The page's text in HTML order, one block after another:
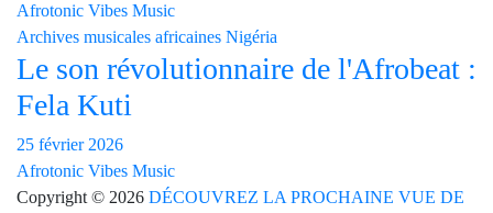
Afrotonic Vibes Music
Archives musicales africaines Nigéria
Le son révolutionnaire de l'Afrobeat :
Fela Kuti
25 février 2026
Afrotonic Vibes Music
Copyright © 2026 DÉCOUVREZ LA PROCHAINE VUE DE